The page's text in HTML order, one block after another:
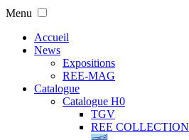
Menu
Accueil
News
Expositions
REE-MAG
Catalogue
Catalogue H0
TGV
REE COLLECTION